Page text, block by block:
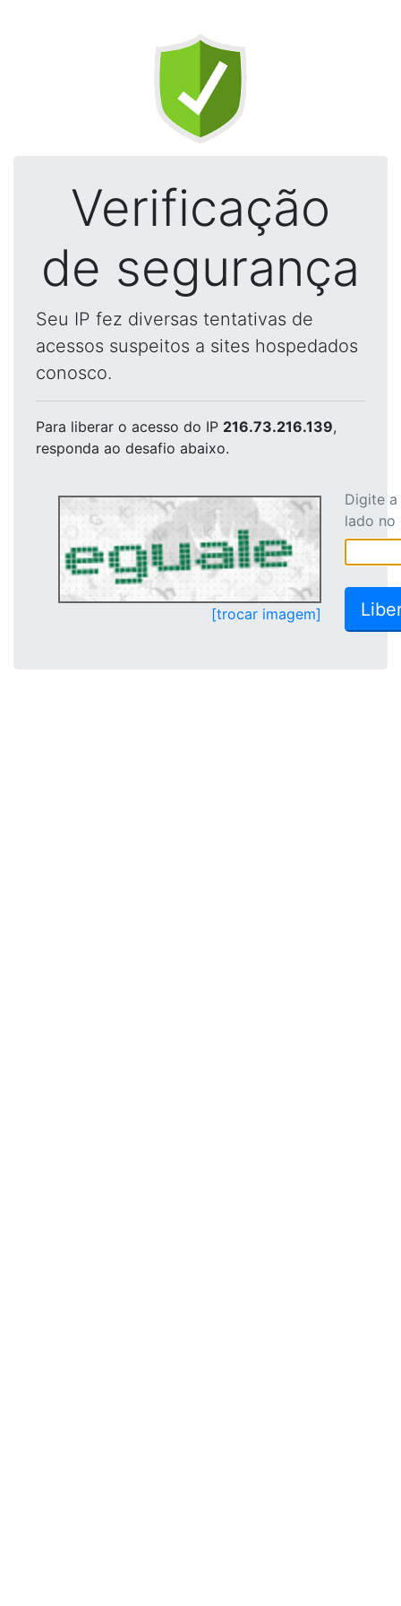
Verificação
de segurança
Seu IP fez diversas tentativas de
acessos suspeitos a sites hospedados
conosco.
Para liberar o acesso do IP 216.73.216.139,
responda ao desafio abaixo.
[trocar imagem]
Digite
lado no